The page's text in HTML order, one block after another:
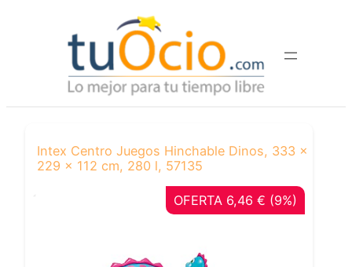
Intex Centro Juegos Hinchable Dinos, 333 x
229 x 112 cm, 280 l, 57135
OFERTA 6,46 € (9%)